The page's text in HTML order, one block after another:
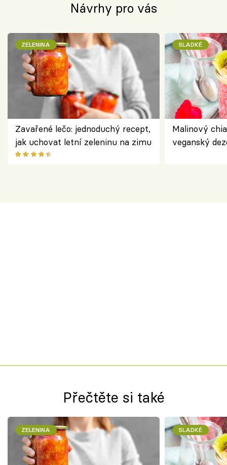
Návrhy pro vás
ZELENINA
Zavařené lečo: jednoduchý recept,
jak uchovat letní zeleninu na zimu
SLADKÉ
Malinový
veganský
Přečtěte si také
ZELENINA SLADKÉ